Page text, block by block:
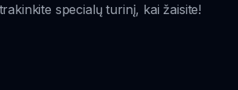
specialų turinį, kai žaisite!